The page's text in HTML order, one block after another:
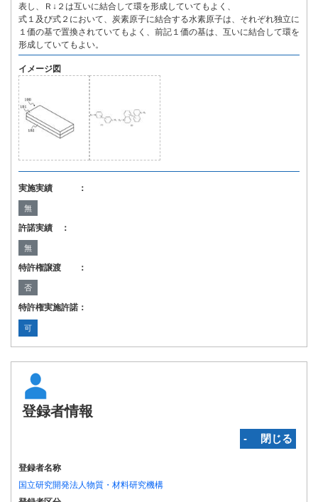
表し、Ｒ↓２は互いに結合して環を形成していてもよく、
式１及び式２において、炭素原子に結合する水素原子は、それぞれ独立に
１価の基で置換されていてもよく、前記１価の基は、互いに結合して環を
形成していてもよい。
イメージ図
実施実績 ：
無
許諾実績 ：
無
特許権譲渡 ：
否
特許権実施許諾：
可
登録者情報
‐ 閉じる
登録者名称
国立研究開発法人物質・材料研究機構